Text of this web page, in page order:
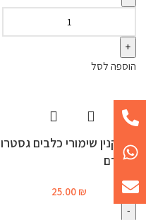
הוספה לסל
רויאל קנין שימורי כלבים גסטרו
400 גרם
25.00 ₪